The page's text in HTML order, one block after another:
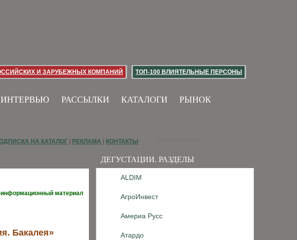
И ЗАРУБЕЖНЫХ КОМПАНИЙ ТОП-100 ВЛИЯТЕЛЬНЫЕ ПЕРСОНЫ
ИНТЕРВЬЮ РАССЫЛКИ КАТАЛОГИ РЫНОК
ДЕГУСТАЦИИ. РАЗДЕЛЫ
ALDIM
АгроИнвест
Америа Русс
Атардо
НА КАТАЛОГ РЕКЛАМА КОНТАКТЫ
материал
Бакалея»